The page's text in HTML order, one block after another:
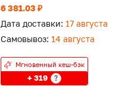
6 381.03 ₽
Дата доставки: 17 августа
Самовывоз: 14 августа
Мгновенный кеш-бэк
+ 319 ?